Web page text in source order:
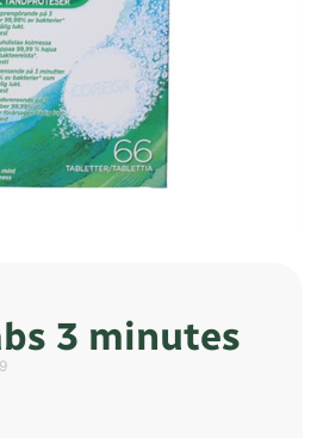
3 minutes